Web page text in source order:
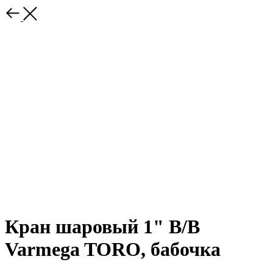
Кран шаровый 1" В/В
Varmega TORO, бабочка